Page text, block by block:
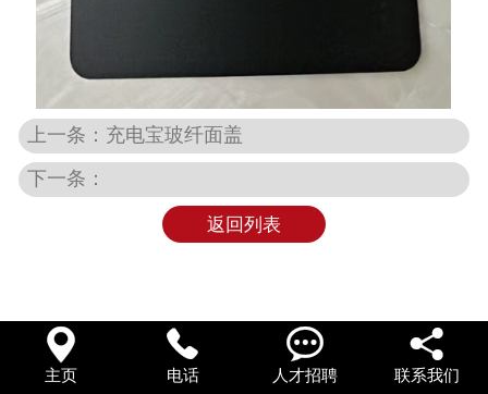
上一条：充电宝玻纤面盖
下一条：
返回列表

主页

电话

人才招聘

联系我们